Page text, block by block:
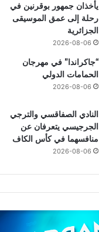
يأخذان جمهور بوقرنين في
رحلة إلى عمق الموسيقى
الجزائرية
2026-08-06
“جاكراندا” في مهرجان
الحمامات الدولي
2026-08-06
النادي الصفاقسي والترجي
الجرجيسي يتعرفان عن
منافسهما في كأس الكاف
2026-08-06